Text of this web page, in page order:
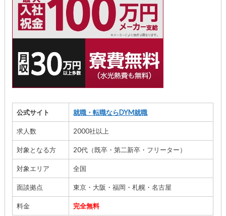
公式サイト 就職・転職ならDYM就職
求人数 2000社以上
対象となる方 20代（既卒・第二新卒・フリーター）
対象エリア 全国
面談拠点 東京・大阪・福岡・札幌・名古屋
料金 完全無料